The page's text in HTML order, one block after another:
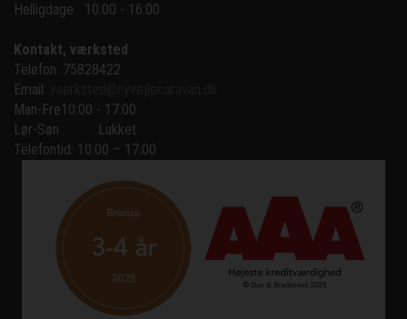
Helligdage   10:00 - 16:00
Kontakt, værksted
Telefon: 75828422
Email:
Man-Fre10:00 - 17:00
Lør-Søn
Lukket
Telefontid: 10:00 – 17:00